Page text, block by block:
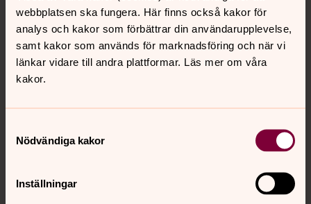
webbplatsen ska fungera. Här finns också kakor för
analys och kakor som förbättrar din användarupplevelse,
samt kakor som används för marknadsföring och när vi
länkar vidare till andra plattformar. Läs mer om våra
kakor.
Nödvändiga kakor
Inställningar
Kontakt
Kalender